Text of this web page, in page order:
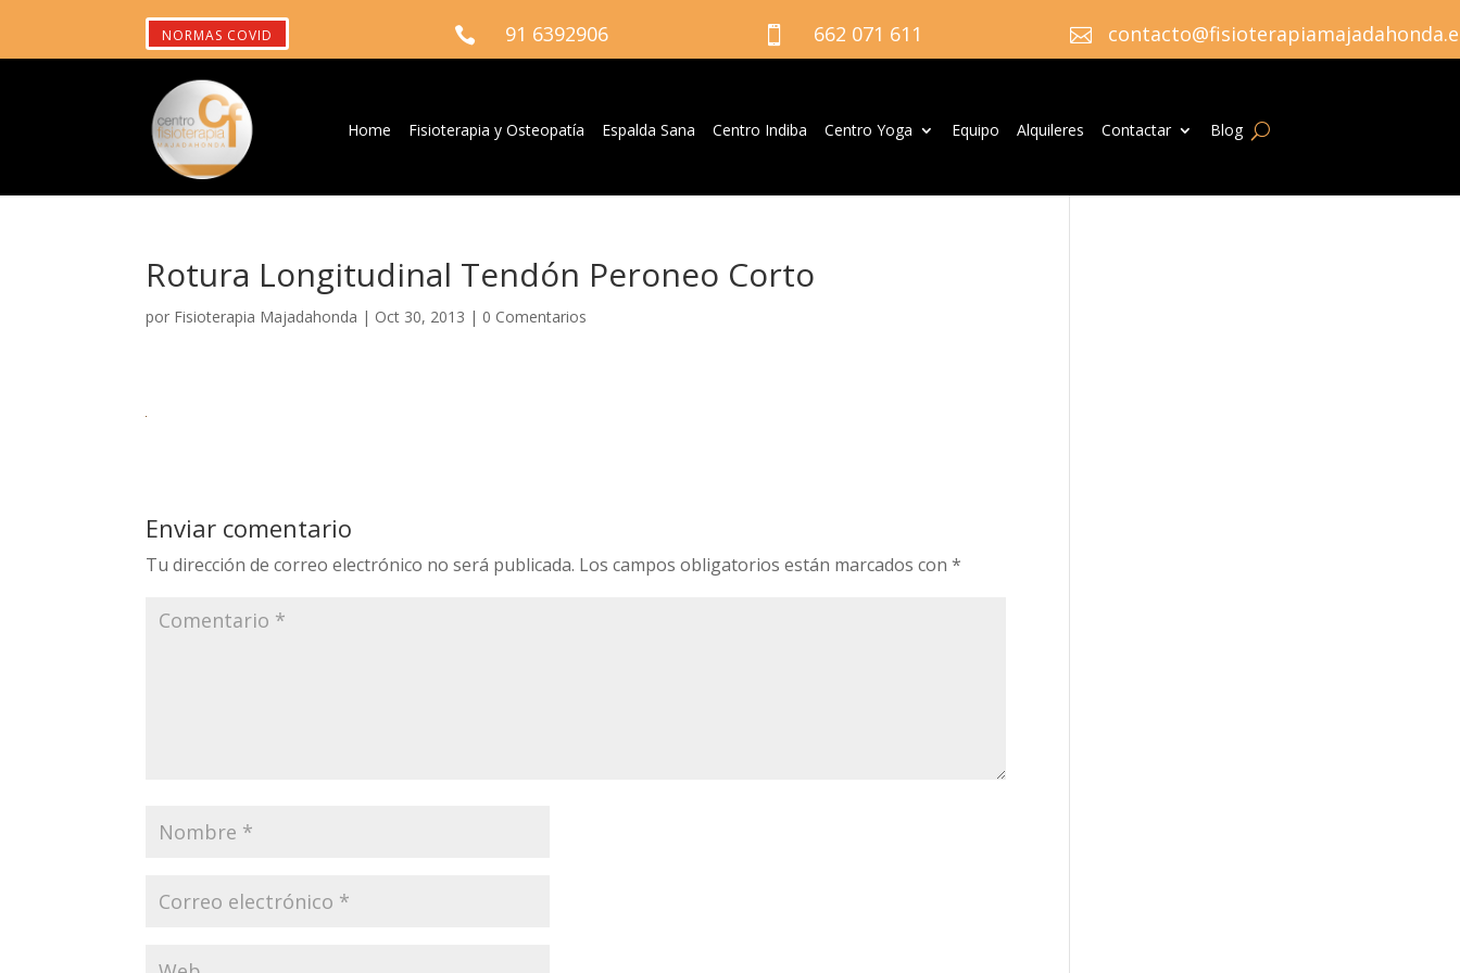
NORMAS COVID  91 6392906  662 071 611 
Home Fisioterapia y Osteopatía Espalda Sana Centro Indiba Centro Yoga Equipo Alquileres Contactar Blog
Rotura Longitudinal Tendón Peroneo Corto
por Fisioterapia Majadahonda | Oct 30, 2013 | 0 Comentarios
Enviar comentario
Tu dirección de correo electrónico no será publicada. Los campos obligatorios están marcados con*